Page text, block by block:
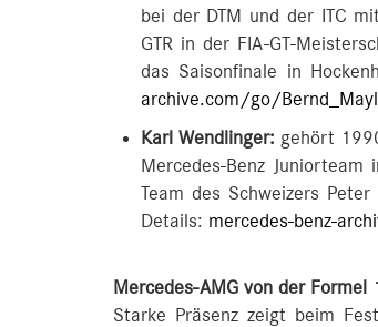
bei der DTM und der ITC
GTR in der FIA-GT-
das Saisonfinale in
archive.com/go/
Karl Wendlinger: gehört
Mercedes-Benz
Team des Schweizers
Details: mercedes-benz-
Mercedes-AMG von der
Starke Präsenz zeigt beim